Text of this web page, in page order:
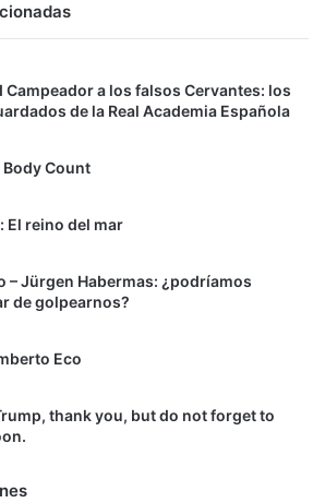
Campeador a los falsos Cervantes: los
de la Real Academia Española
Body Count
El reino del mar
– Jürgen Habermas: ¿podríamos
de golpearnos?
Eco
thank you, but do not forget to